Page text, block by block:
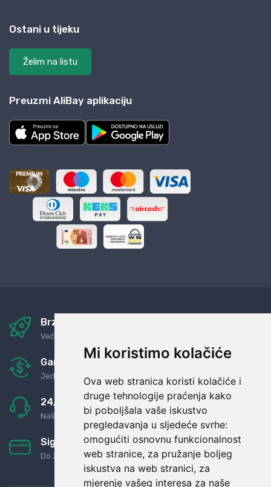
Mi koristimo kolačiće
Ova web stranica koristi kolačiće i
druge tehnologije praćenja kako
bi poboljšala vaše iskustvo
pregledavanja u sljedeće svrhe:
omogućiti osnovnu funkcionalnost
web stranice, za pružanje boljeg
iskustva na web stranici, za
mjerenje vašeg interesa za naše
Ostani u tijeku
Želim na listu
Preuzmi AliBay aplikaciju
Brza i sigurna dostava
Već za nekoliko dana kod vas
Garancija u povrat novaca
Jednostavno pravilo: Roba za novac
24/7 odlična podrška
Naši agenti uvijek na raspolaganju
Sigurno obročno plaćanje
Do 24 rata bez kamata